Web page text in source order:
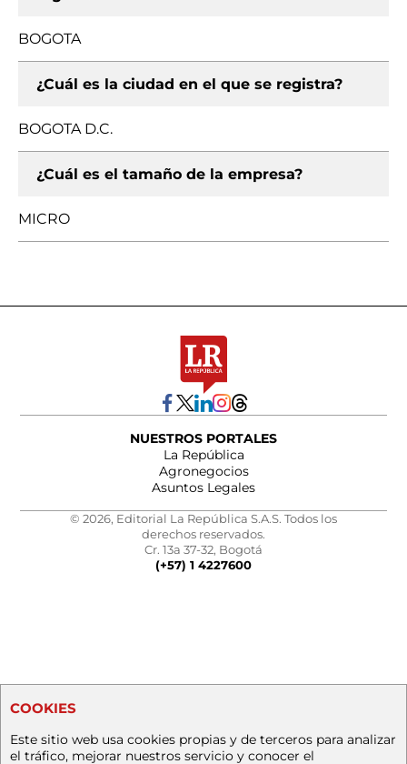
BOGOTA
¿Cuál es la ciudad en el que se registra?
BOGOTA D.C.
¿Cuál es el tamaño de la empresa?
MICRO
NUESTROS PORTALES
La República
Agronegocios
Asuntos Legales
© 2026, Editorial La República S.A.S. Todos los
derechos reservados.
Cr. 13a 37-32, Bogotá
(+57) 1 4227600
COOKIES
Este sitio web usa cookies propias y de terceros para analizar
el tráfico, mejorar nuestros servicio y conocer el